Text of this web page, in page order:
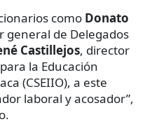
como Donato
general de Delegados
Castillejos, director
la Educación
(CSEIIO), a este
laboral y acosador”,